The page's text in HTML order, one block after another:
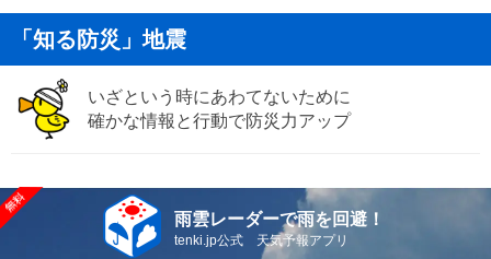
「知る防災」地震
いざという時にあわてないために
確かな情報と行動で防災力アップ
雨雲レーダーで雨を回避！
tenki.jp公式 天気予報アプリ